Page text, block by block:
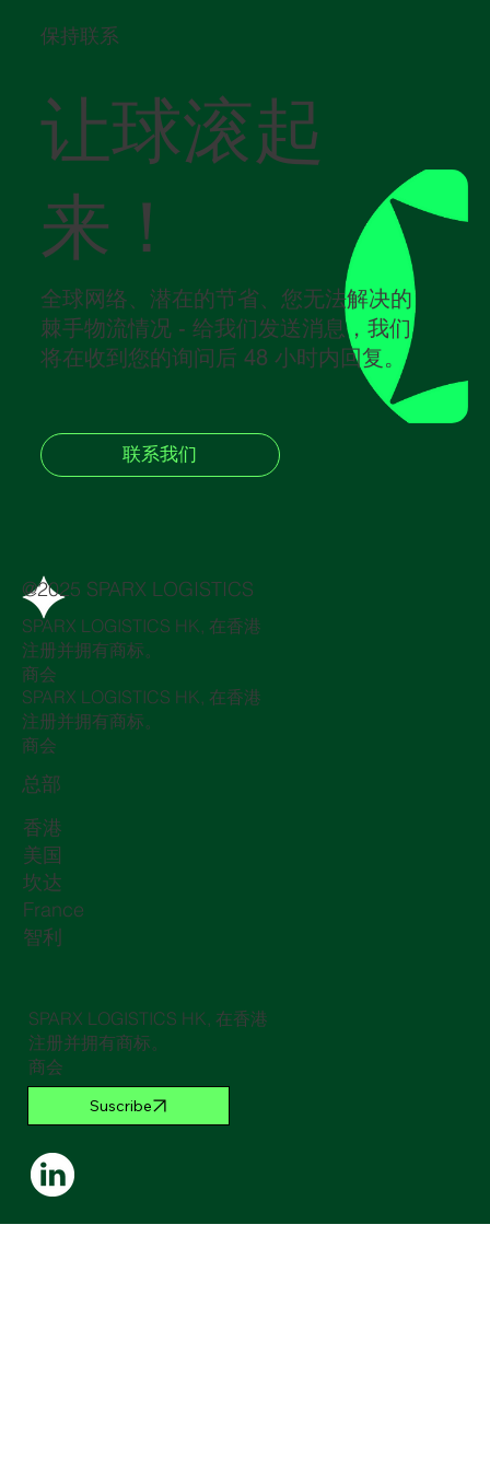
保持联系
让球滚起
来！
全球网络、潜在的节省、您无法解决的
棘手物流情况 - 给我们发送消息，我们
将在收到您的询问后 48 小时内回复。
联系我们
@2025 SPARX LOGISTICS
SPARX LOGISTICS HK, 在香港
注册并拥有商标。
商会
SPARX LOGISTICS HK, 在香港
注册并拥有商标。
商会
总部
香港
美国
坎达
France
智利
SPARX LOGISTICS HK, 在香港
注册并拥有商标。
商会
Suscribe